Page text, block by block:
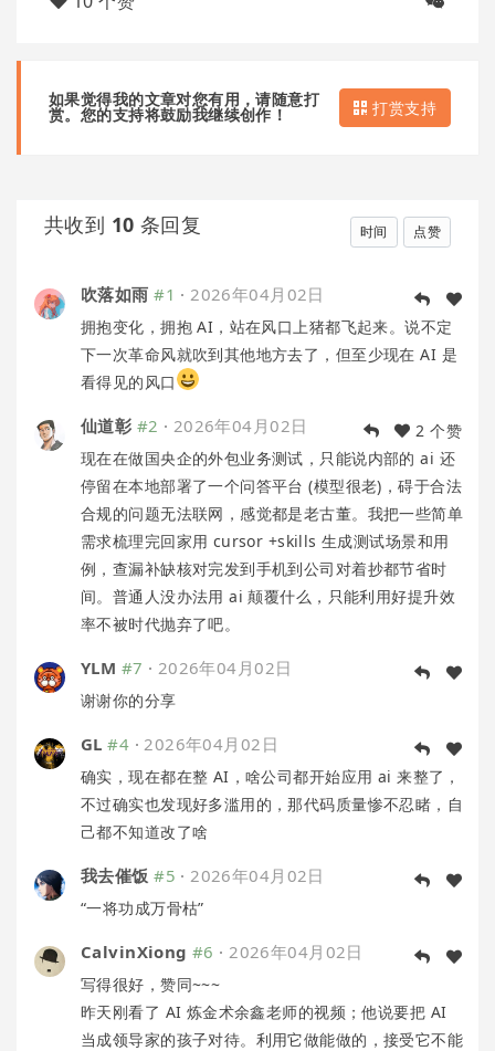
如果觉得我的文章对您有用，请随意打
赏。您的支持将鼓励我继续创作！ 打赏支持
共收到 10 条回复 时间 点赞
吹落如雨 #1 · 2026年04月02日
拥抱变化，拥抱 AI，站在风口上猪都飞起来。说不定
下一次革命风就吹到其他地方去了，但至少现在 AI 是
看得见的风口
仙道彰 #2 · 2026年04月02日
2 个赞
现在在做国央企的外包业务测试，只能说内部的 ai 还
停留在本地部署了一个问答平台 (模型很老)，碍于合法
合规的问题无法联网，感觉都是老古董。我把一些简单
需求梳理完回家用 cursor +skills 生成测试场景和用
例，查漏补缺核对完发到手机到公司对着抄都节省时
间。普通人没办法用 ai 颠覆什么，只能利用好提升效
率不被时代抛弃了吧。
YLM #7 · 2026年04月02日
谢谢你的分享
GL #4 · 2026年04月02日
确实，现在都在整 AI，啥公司都开始应用 ai 来整了，
不过确实也发现好多滥用的，那代码质量惨不忍睹，自
己都不知道改了啥
我去催饭 #5 · 2026年04月02日
“一将功成万骨枯”
CalvinXiong #6 · 2026年04月02日
写得很好，赞同~~~
昨天刚看了 AI 炼金术余鑫老师的视频；他说要把 AI
当成领导家的孩子对待。利用它做能做的，接受它不能